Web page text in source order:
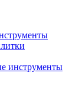
инструменты